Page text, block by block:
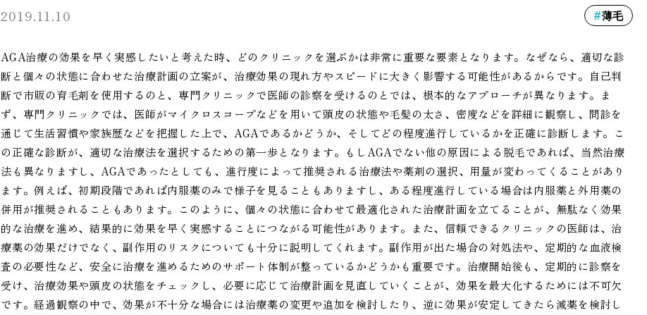
2019.11.10 薄毛
AGA治療の効果を早く実感したいと考えた時、どのクリニックを選ぶかは非常に重要な要素となります。なぜなら、適切な診
断と個々の状態に合わせた治療計画の立案が、治療効果の現れ方やスピードに大きく影響する可能性があるからです。自己判
断で市販の育毛剤を使用するのと、専門クリニックで医師の診察を受けるのとでは、根本的なアプローチが異なります。ま
ず、専門クリニックでは、医師がマイクロスコープなどを用いて頭皮の状態や毛髪の太さ、密度などを詳細に観察し、問診を
通じて生活習慣や家族歴などを把握した上で、AGAであるかどうか、そしてどの程度進行しているかを正確に診断します。こ
の正確な診断が、適切な治療法を選択するための第一歩となります。もしAGAでない他の原因による脱毛であれば、当然治療
法も異なりますし、AGAであったとしても、進行度によって推奨される治療法や薬剤の選択、用量が変わってくることがあり
ます。例えば、初期段階であれば内服薬のみで様子を見ることもありますし、ある程度進行している場合は内服薬と外用薬の
併用が推奨されることもあります。このように、個々の状態に合わせて最適化された治療計画を立てることが、無駄なく効果
的な治療を進め、結果的に効果を早く実感することにつながる可能性があります。また、信頼できるクリニックの医師は、治
療薬の効果だけでなく、副作用のリスクについても十分に説明してくれます。副作用が出た場合の対処法や、定期的な血液検
査の必要性など、安全に治療を進めるためのサポート体制が整っているかどうかも重要です。治療開始後も、定期的に診察を
受け、治療効果や頭皮の状態をチェックし、必要に応じて治療計画を見直していくことが、効果を最大化するためには不可欠
です。経過観察の中で、効果が不十分な場合には治療薬の変更や追加を検討したり、逆に効果が安定してきたら減薬を検討し